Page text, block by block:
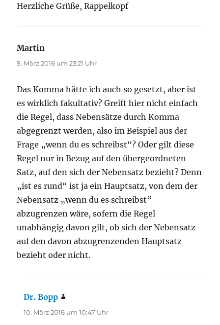
Herzliche Grüße, Rappelkopf
Martin
9. März 2016 um 23:21 Uhr
Das Komma hätte ich auch so gesetzt, aber ist
es wirklich fakultativ? Greift hier nicht einfach
die Regel, dass Nebensätze durch Komma
abgegrenzt werden, also im Beispiel aus der
Frage „wenn du es schreibst“? Oder gilt diese
Regel nur in Bezug auf den übergeordneten
Satz, auf den sich der Nebensatz bezieht? Denn
„ist es rund“ ist ja ein Hauptsatz, von dem der
Nebensatz „wenn du es schreibst“
abzugrenzen wäre, sofern die Regel
unabhängig davon gilt, ob sich der Nebensatz
auf den davon abzugrenzenden Hauptsatz
bezieht oder nicht.
Dr. Bopp
10. März 2016 um 10:47 Uhr